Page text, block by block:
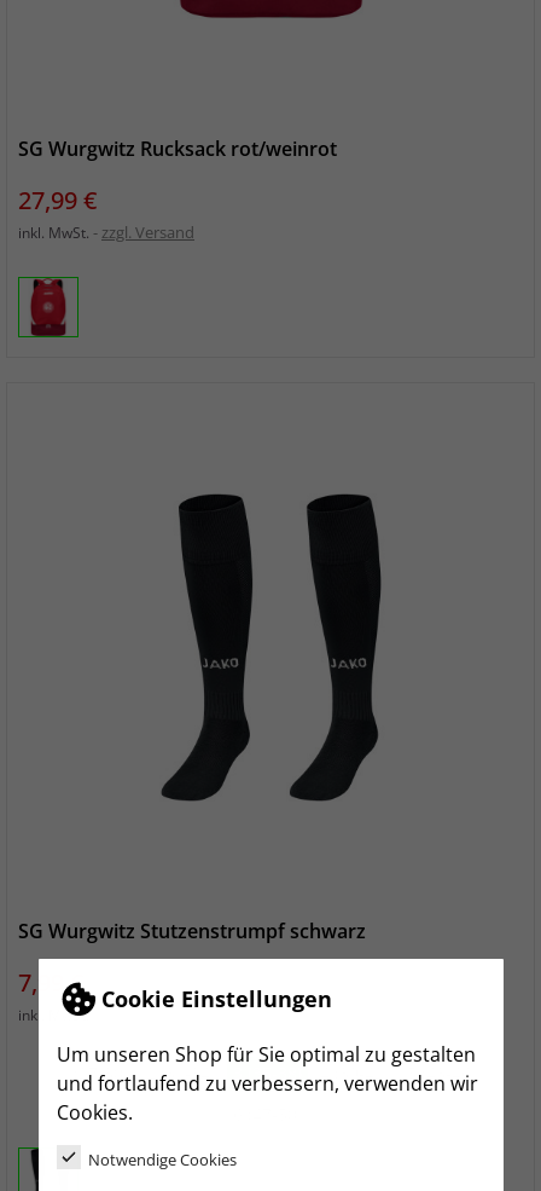
Cookie Einstellungen
Um unseren Shop für Sie optimal zu gestalten
und fortlaufend zu verbessern, verwenden wir
Cookies.
Notwendige Cookies
SG Wurgwitz Rucksack rot/weinrot
Preis
27,99 €
inkl. MwSt. zzgl. Versand
SG Wurgwitz Stutzenstrumpf schwarz
Preis
7,99 €
inkl. MwSt. zzgl. Versand
1 (27-30) 2 (31-34) 3 (35-38)
5 (43-46)